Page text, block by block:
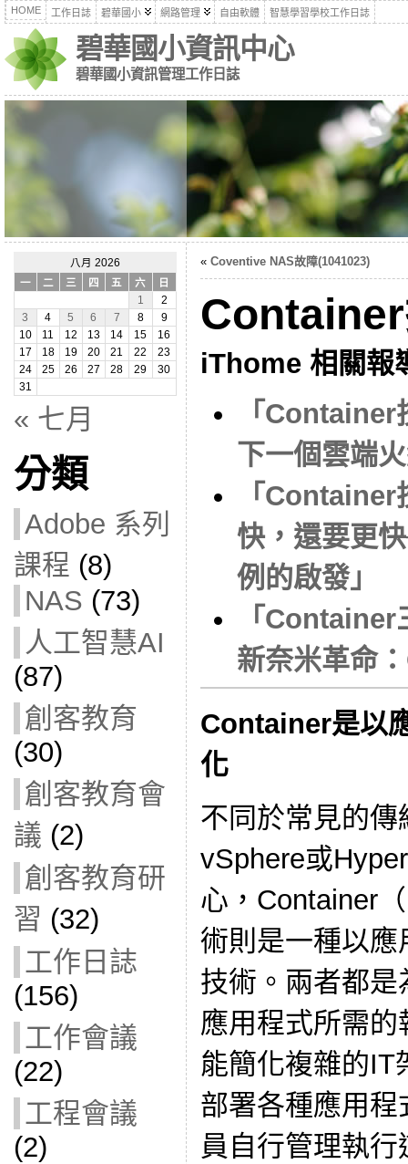
HOME 工作日誌 碧華國小 網路管理 自由軟體 智慧學習學校工作日誌
碧華國小資訊中心
碧華國小資訊管理工作日誌
八月 2026
一
二 三 四 五 六
日
1
2
3
4 5 6 7 8
9
10
11 12 13 14 15
16
17
18 19 20 21 22
23
24
25 26 27 28 29
30
31
« 七月
分類
Adobe 系列
課程 (8)
NAS (73)
人工智慧AI
(87)
創客教育
(30)
創客教育會
議 (2)
創客教育研
習 (32)
工作日誌
(156)
工作會議
(22)
工程會議
(2)
« Coventive NAS故障(1041023)
iThome 相關報
「
下一個雲端
「
快，還要更
例的啟發」
「
新奈米革命
Container是以
化
不同於常見的
vSphere或
心，Container
術則是一種以
技術。兩者都
應用程式所需
能簡化複雜的IT
部署各種應用
員自行管理執